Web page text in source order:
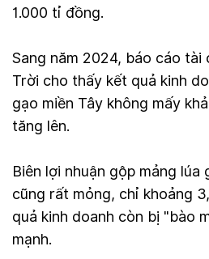
1.000 tỉ đồng.
Sang năm 2024, báo cáo tài
Trời cho thấy kết quả kinh
gạo miền Tây không mấy
tăng lên.
Biên lợi nhuận gộp mảng lúa
cũng rất mỏng, chỉ khoảng
quả kinh doanh còn bị "bào
mạnh.